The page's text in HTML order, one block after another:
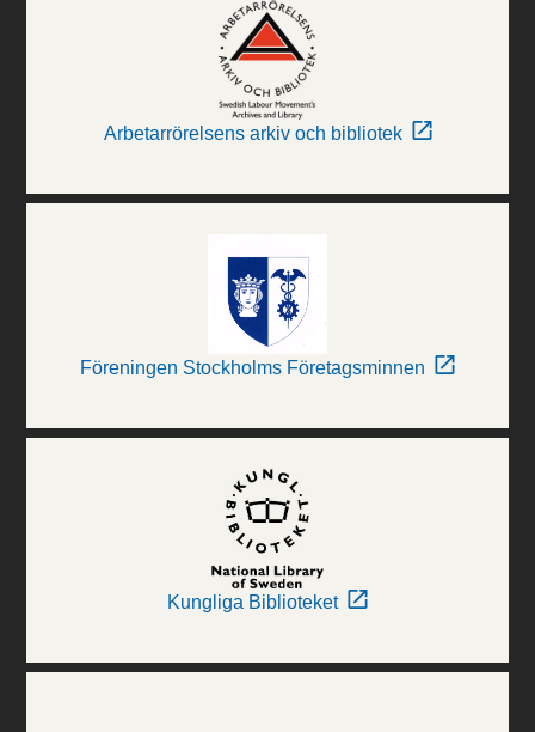
Arbetarrörelsens arkiv och bibliotek
Föreningen Stockholms Företagsminnen
Kungliga Biblioteket